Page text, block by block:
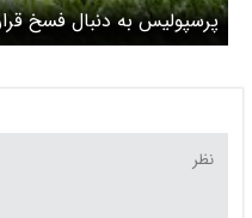
پرسپولیس به دنبال فسخ